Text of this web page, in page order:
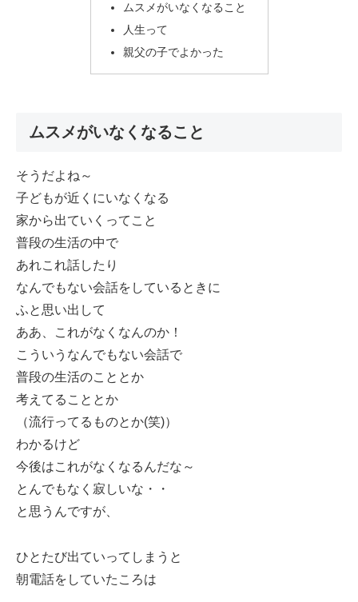
ムスメがいなくなること
人生って
親父の子でよかった
ムスメがいなくなること
そうだよね～
子どもが近くにいなくなる
家から出ていくってこと
普段の生活の中で
あれこれ話したり
なんでもない会話をしているときに
ふと思い出して
ああ、これがなくなんのか！
こういうなんでもない会話で
普段の生活のこととか
考えてることとか
（流行ってるものとか(笑)）
わかるけど
今後はこれがなくなるんだな～
とんでもなく寂しいな・・
と思うんですが、
ひとたび出ていってしまうと
朝電話をしていたころは